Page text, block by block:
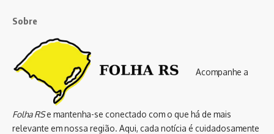
Sobre
Acompanhe a
Folha RSe mantenha-se conectado com o que há de mais
relevante em nossa região. Aqui, cada notícia é cuidadosamente